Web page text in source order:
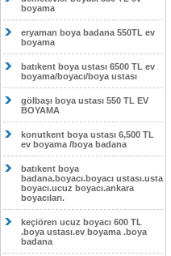
boyama
eryaman boya badana 550TL ev
boyama
batıkent boya ustası 6500 TL ev
boyama/boyacı/boya ustası
gölbaşı boya ustası 550 TL EV
BOYAMA
konutkent boya ustası 6,500 TL
ev boyama /boya badana
batıkent boya
badana.boyacı.boyacı ustası.usta
boyacı.ucuz boyacı.ankara
boyacıları.
keçiören ucuz boyacı 600 TL
.boya ustası.ev boyama .boya
badana